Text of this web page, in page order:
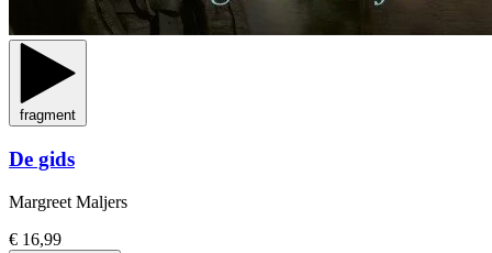
fragment
De gids
Margreet Maljers
€ 16,99